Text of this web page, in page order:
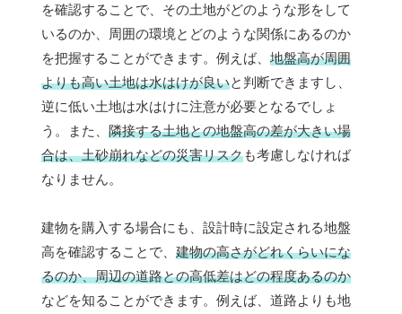
を確認することで、その土地がどのような形をして
いるのか、周囲の環境とどのような関係にあるのか
を把握することができます。例えば、 地盤高が周囲
よりも高い土地は水はけが良いと判断できますし、
逆に低い土地は水はけに注意が必要となるでしょ
う。また、 隣接する土地との地盤高の差が大きい場
合は、土砂崩れなどの災害リスクも考慮しなければ
なりません。
建物を購入する場合にも、設計時に設定される地盤
高を確認することで、 建物の高さがどれくらいにな
るのか、周辺の道路との高低差はどの程度あるのか
などを知ることができます。例えば、道路よりも地